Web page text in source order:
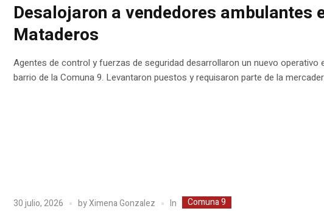
Desalojaron a vendedores ambulantes
Mataderos
Agentes de control y fuerzas de seguridad desarrollaron un nuevo operativo
barrio de la Comuna 9. Levantaron puestos y requisaron parte de la
30 julio, 2026 byXimena Gonzalez In Comuna 9